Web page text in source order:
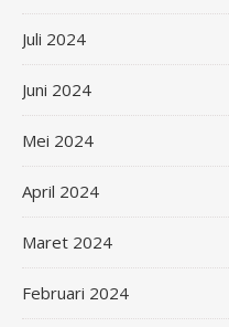
Juli 2024
Juni 2024
Mei 2024
April 2024
Maret 2024
Februari 2024